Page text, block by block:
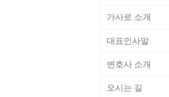
가사로 소개
대표인사말
변호사 소개
오시는 길